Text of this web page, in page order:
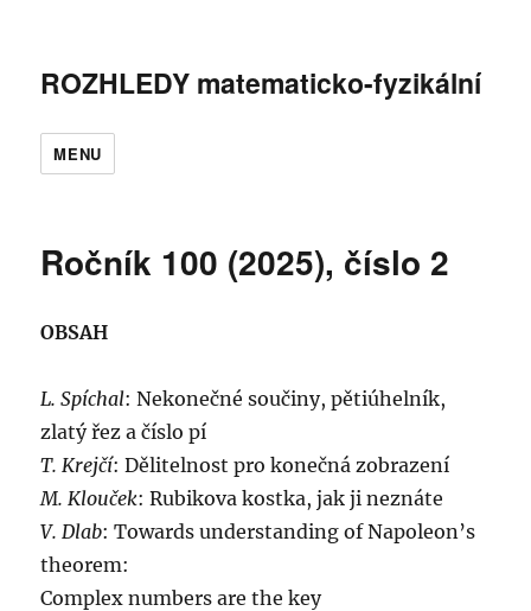
ROZHLEDY matematicko-fyzikální
MENU
Ročník 100 (2025), číslo 2
OBSAH
L. Spíchal: Nekonečné součiny, pětiúhelník,
zlatý řez a číslo pí
T. Krejčí: Dělitelnost pro konečná zobrazení
M. Klouček: Rubikova kostka, jak ji neznáte
V. Dlab: Towards understanding of Napoleon’s
theorem:
Complex numbers are the key